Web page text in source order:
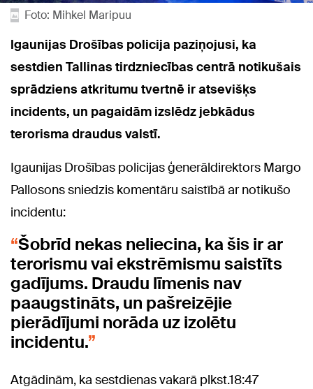
Foto: Mihkel Maripuu
Igaunijas Drošības policija paziņojusi, ka
sestdien Tallinas tirdzniecības centrā notikušais
sprādziens atkritumu tvertnē ir atsevišķs
incidents, un pagaidām izslēdz jebkādus
terorisma draudus valstī.
Igaunijas Drošības policijas ģenerāldirektors Margo
Pallosons sniedzis komentāru saistībā ar notikušo
incidentu:
Šobrīd nekas neliecina, ka šis ir ar
terorismu vai ekstrēmismu saistīts
gadījums. Draudu līmenis nav
paaugstināts, un pašreizējie
pierādījumi norāda uz izolētu
incidentu.
Atgādinām, ka sestdienas vakarā plkst.18:47